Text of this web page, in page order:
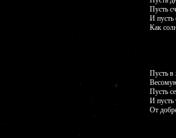
Пусть
И пусть
Как
Пусть в
Пусть
И пусть
От